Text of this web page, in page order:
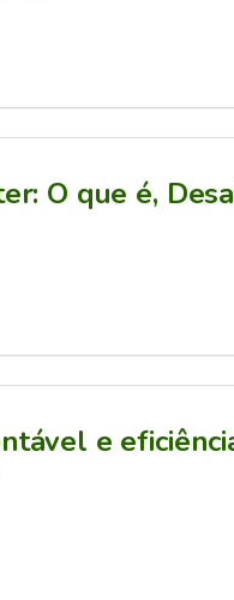
O que é,
e